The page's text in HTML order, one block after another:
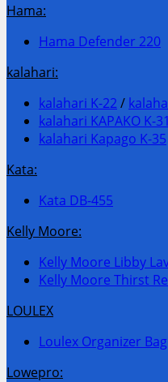
Hama:
Hama Defender 220
kalahari:
kalahari K-22/
kalahari KAPAKO K-
kalahari Kapago K-35
Kata:
Kata DB-455
Kelly Moore:
Kelly Moore Libby
Kelly Moore Thirst
LOULEX
Loulex Organizer Bag
Lowepro: